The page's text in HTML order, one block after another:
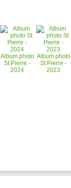
Album photo
St Pierre -
2024
Album photo
St Pierre -
2023